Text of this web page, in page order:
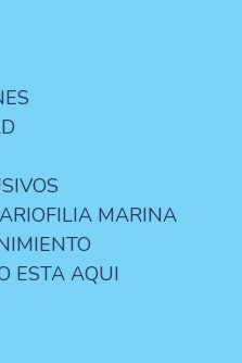
MARINA
ESTA AQUI